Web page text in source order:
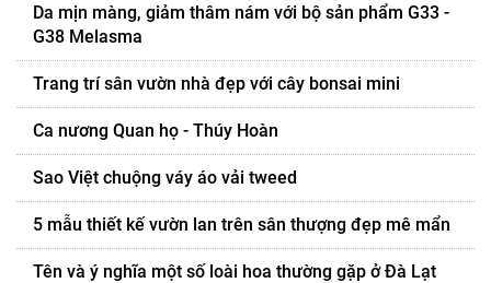
Da mịn màng, giảm thâm nám với bộ sản phẩm G33 -
G38 Melasma
Trang trí sân vườn nhà đẹp với cây bonsai mini
Ca nương Quan họ - Thúy Hoàn
Sao Việt chuộng váy áo vải tweed
5 mẫu thiết kế vườn lan trên sân thượng đẹp mê mẩn
Tên và ý nghĩa một số loài hoa thường gặp ở Đà Lạt